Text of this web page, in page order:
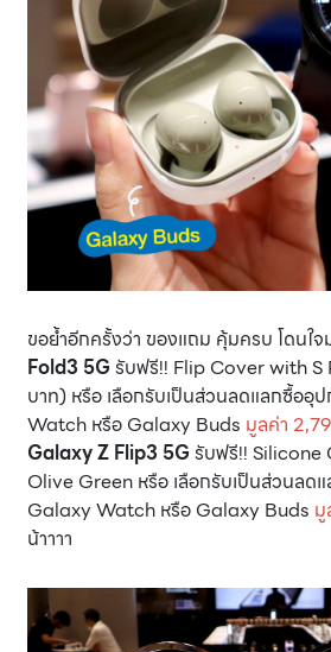
ขอย้ำอีกครั้งว่า ของแถม คุ้มครบ โดนใ
Fold3 5G รับฟรี!! Flip Cover with S
บาท) หรือ เลือกรับเป็นส่วนลดแลกซื้ออุ
Watch หรือ Galaxy Buds มูลค่า
Galaxy Z Flip3 5G รับฟรี!!
Olive Green หรือ เลือกรับเป็นส่วนลด
Galaxy Watch หรือ Galaxy Buds มู
น้าาาา